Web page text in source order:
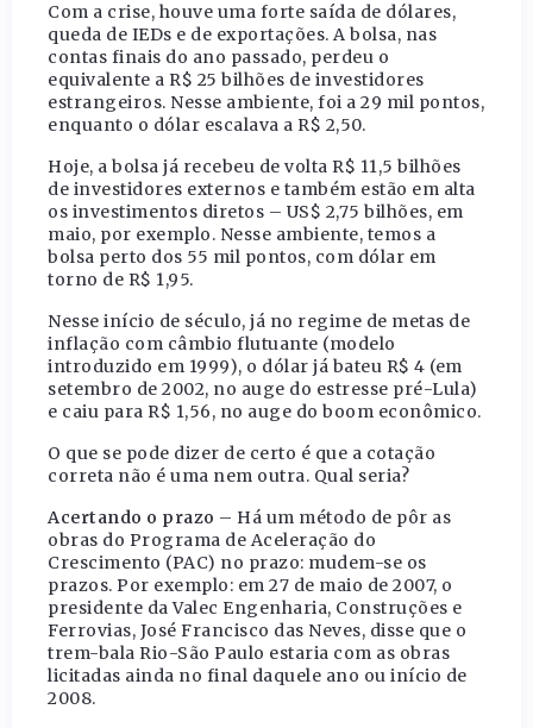
Com a crise, houve uma forte saída de dólares,
queda de IEDs e de exportações. A bolsa, nas
contas finais do ano passado, perdeu o
equivalente a R$ 25 bilhões de investidores
estrangeiros. Nesse ambiente, foi a 29 mil pontos,
enquanto o dólar escalava a R$ 2,50.
Hoje, a bolsa já recebeu de volta R$ 11,5 bilhões
de investidores externos e também estão em alta
os investimentos diretos – US$ 2,75 bilhões, em
maio, por exemplo. Nesse ambiente, temos a
bolsa perto dos 55 mil pontos, com dólar em
torno de R$ 1,95.
Nesse início de século, já no regime de metas de
inflação com câmbio flutuante (modelo
introduzido em 1999), o dólar já bateu R$ 4 (em
setembro de 2002, no auge do estresse pré-Lula)
e caiu para R$ 1,56, no auge do boom econômico.
O que se pode dizer de certo é que a cotação
correta não é uma nem outra. Qual seria?
Acertando o prazo – Há um método de pôr as
obras do Programa de Aceleração do
Crescimento (PAC) no prazo: mudem-se os
prazos. Por exemplo: em 27 de maio de 2007, o
presidente da Valec Engenharia, Construções e
Ferrovias, José Francisco das Neves, disse que o
trem-bala Rio-São Paulo estaria com as obras
licitadas ainda no final daquele ano ou início de
2008.